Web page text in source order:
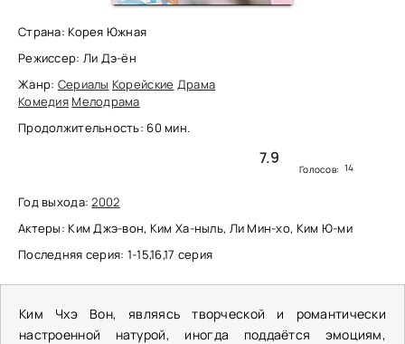
Страна: Корея Южная
Режиссер: Ли Дэ-ён
Жанр: Сериалы Корейские Драма
Комедия Мелодрама
Продолжительность: 60 мин.
7.9
Голосов: 14
Год выхода:2002
Актеры: Ким Джэ-вон, Ким Ха-ныль, Ли Мин-хо, Ким Ю-ми
Последняя серия: 1-15,16,17 серия
Ким Чхэ Вон, являясь творческой и романтически
настроенной натурой, иногда поддаётся эмоциям,